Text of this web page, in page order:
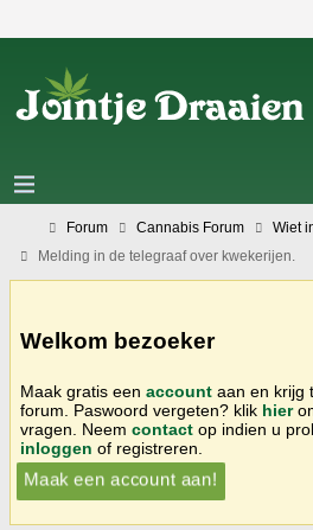
Forum Cannabis Forum
Wiet
Melding in de telegraaf over kwekerijen.
Welkom bezoeker
Maak gratis een account aan en krijg
forum. Paswoord vergeten? klik hier
vragen. Neem contact op indien u
inloggen of registreren.
Maak een account aan!